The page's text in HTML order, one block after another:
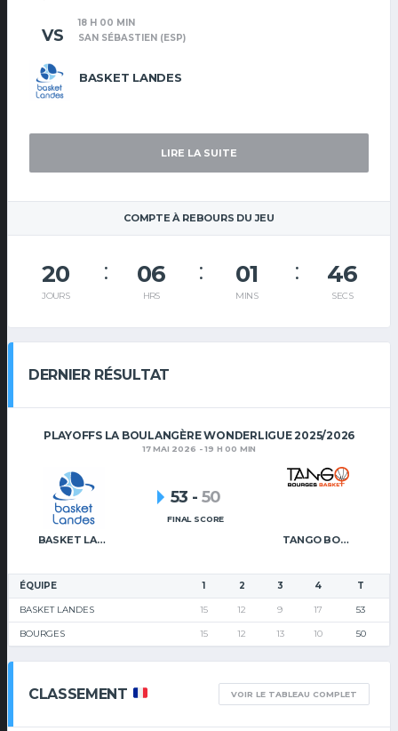
BASKET LANDES
VS
18 H 00 MIN
SAN SÉBASTIEN (ESP)
LIRE LA SUITE
COMPTE À REBOURS DU JEU
20
JOURS
06
HRS
01
MINS
46
SECS
DERNIER RÉSULTAT
PLAYOFFS LA BOULANGÈRE WONDERLIGUE 2025/2026
17 MAI 2026 - 19 H 00 MIN
BASKET LANDES TANGO BOURGES BASKET
53 - 50
FINAL SCORE
ÉQUIPE 1 2 3 4 T
BASKET LANDES 15 12 9 17 53
BOURGES 15 12 13 10 50
CLASSEMENT VOIR LE TABLEAU COMPLET